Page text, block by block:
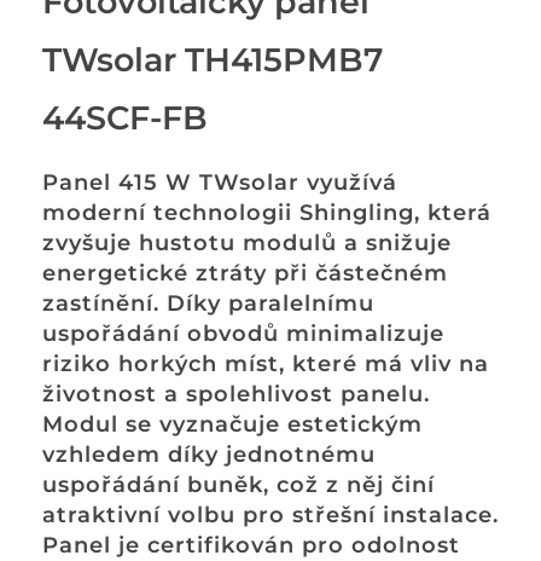
TWsolar TH415PMB7
44SCF-FB
Panel 415 W TWsolar využívá
moderní technologii Shingling, která
zvyšuje hustotu modulů a snižuje
energetické ztráty při částečném
zastínění. Díky paralelnímu
uspořádání obvodů minimalizuje
riziko horkých míst, které má vliv na
životnost a spolehlivost panelu.
Modul se vyznačuje estetickým
vzhledem díky jednotnému
uspořádání buněk, což z něj činí
atraktivní volbu pro střešní instalace.
Panel je certifikován pro odolnost